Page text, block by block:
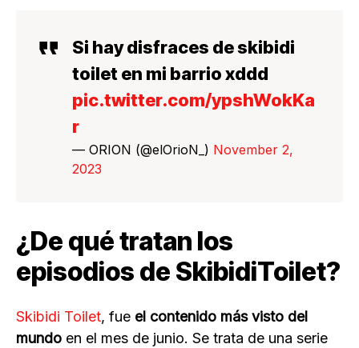
Si hay disfraces de skibidi
toilet en mi barrio xddd
pic.twitter.com/ypshWokKa
r
— ORION (@elOrioN_) November 2,
2023
¿De qué tratan los
episodios de SkibidiToilet?
Skibidi Toilet, fue el contenido más visto del
mundo en el mes de junio. Se trata de una serie